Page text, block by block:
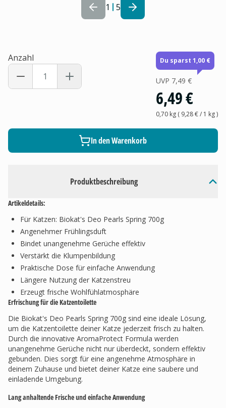
1 5
Produktbeschreibung
Artikeldetails:
Für Katzen: Biokat's Deo Pearls Spring 700g
Angenehmer Frühlingsduft
Bindet unangenehme Gerüche effektiv
Verstärkt die Klumpenbildung
Praktische Dose für einfache Anwendung
Längere Nutzung der Katzenstreu
Erzeugt frische Wohlfühlatmosphäre
Erfrischung für die Katzentoilette
Die Biokat's Deo Pearls Spring 700g sind eine ideale Lösung,
um die Katzentoilette deiner Katze jederzeit frisch zu halten.
Durch die innovative AromaProtect Formula werden
unangenehme Gerüche nicht nur überdeckt, sondern effektiv
gebunden. Dies sorgt für eine angenehme Atmosphäre in
deinem Zuhause und bietet deiner Katze eine saubere und
einladende Umgebung.
Lang anhaltende Frische und einfache Anwendung
Anzahl Du sparst 1,00 €
UVP 7,49 €
6,49 €
0,70 kg( 9,28 €/ 1 kg)
In den Warenkorb